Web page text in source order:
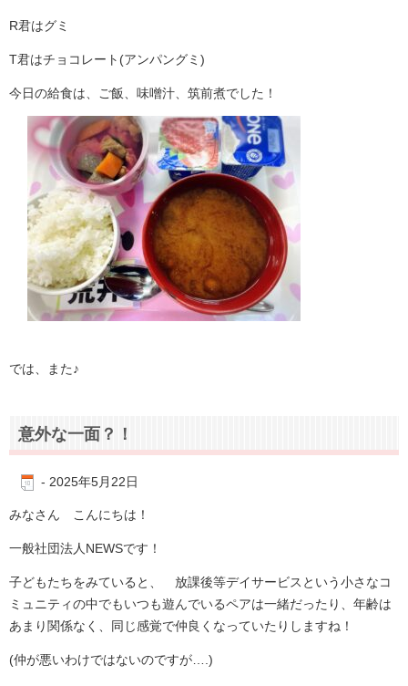
R君はグミ
T君はチョコレート(アンパングミ)
今日の給食は、ご飯、味噌汁、筑前煮でした！
では、また♪
意外な一面？！
- 2025年5月22日
みなさん こんにちは！
一般社団法人NEWSです！
子どもたちをみていると、 放課後等デイサービスという小さなコ
ミュニティの中でもいつも遊んでいるペアは一緒だったり、年齢は
あまり関係なく、同じ感覚で仲良くなっていたりしますね！
(仲が悪いわけではないのですが….)